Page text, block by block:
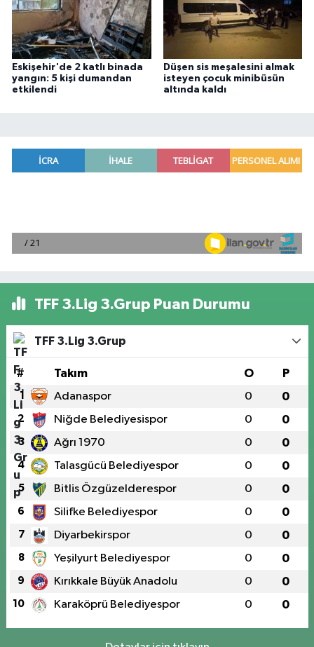
Eskişehir'de 2 katlı binada
yangın: 5 kişi dumandan
etkilendi
Düşen sis meşalesini almak
isteyen çocuk minibüsün
altında kaldı
TFF 3.Lig 3.Grup Puan Durumu
TFF 3.Lig 3.Grup
# Takım O P
1 Adanaspor 0 0
2 Niğde Belediyesispor 0 0
3 Ağrı 1970 0 0
4 Talasgücü Belediyespor 0 0
5 Bitlis Özgüzelderespor 0 0
6 Silifke Belediyespor 0 0
7 Diyarbekirspor 0 0
8 Yeşilyurt Belediyespor 0 0
9 Kırıkkale Büyük Anadolu 0 0
10 Karaköprü Belediyespor 0 0